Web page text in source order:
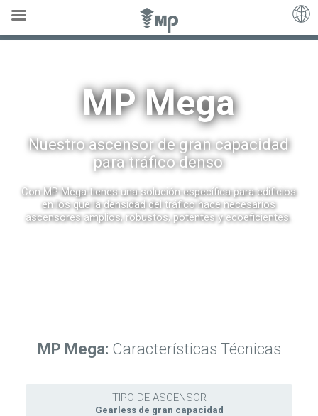
MP Mega
MP Mega
Nuestro ascensor de gran capacidad
para tráfico denso
Con MP Mega tienes una solución específica para edificios
en los que la densidad del tráfico hace necesarios
ascensores amplios, robustos, potentes y ecoeficientes.
MP Mega: Características Técnicas
TIPO DE ASCENSOR
Gearless de gran capacidad